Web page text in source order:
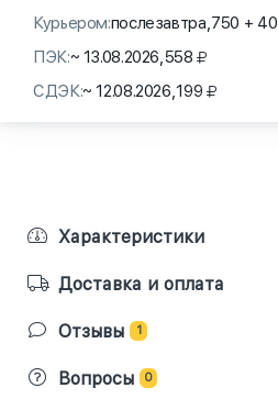
Курьером:послезавтра,750 + 40
ПЭК:~ 13.08.2026,558
СДЭК:~ 12.08.2026,199
Характеристики
Доставка и оплата
Отзывы 1
Вопросы 0